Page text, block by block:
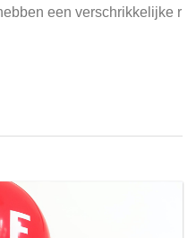
een verschrikkelijke r